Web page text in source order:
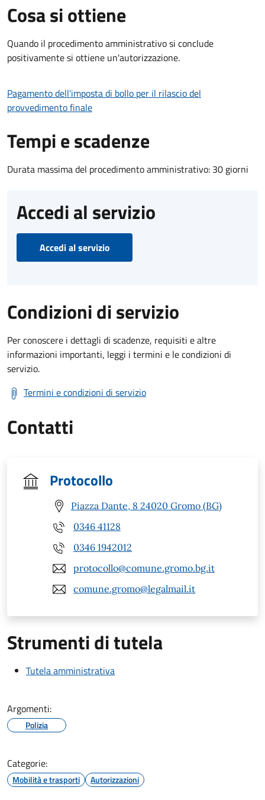
Cosa si ottiene
Quando il procedimento amministrativo si conclude
positivamente si ottiene un'autorizzazione.
Pagamento dell'imposta di bollo per il rilascio del
provvedimento finale
Tempi e scadenze
Durata massima del procedimento amministrativo: 30 giorni
Accedi al servizio
Accedi al servizio
Condizioni di servizio
Per conoscere i dettagli di scadenze, requisiti e altre
informazioni importanti, leggi i termini e le condizioni di
servizio.
Termini e condizioni di servizio
Contatti
Protocollo
Piazza Dante, 8 24020 Gromo (BG)
0346 41128
0346 1942012
protocollo@comune.gromo.bg.it
comune.gromo@legalmail.it
Strumenti di tutela
Tutela amministrativa
Argomenti:
Polizia
Categorie:
Mobilità e trasporti Autorizzazioni